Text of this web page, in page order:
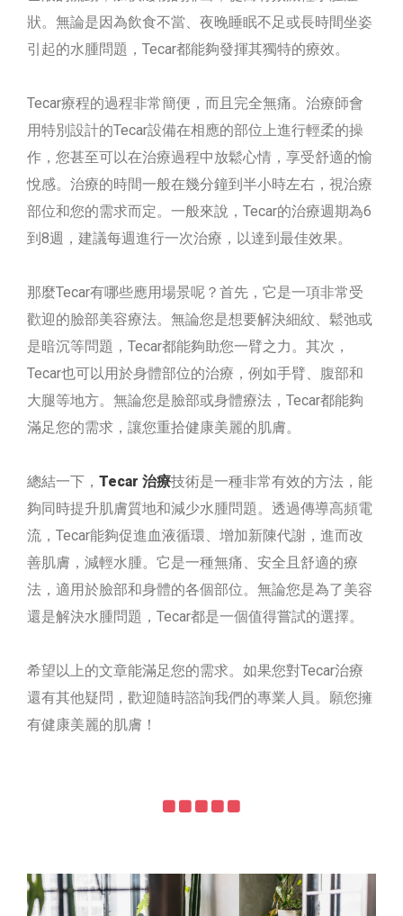
狀。無論是因為飲食不當、夜晚睡眠不足或長時間坐姿
引起的水腫問題，Tecar都能夠發揮其獨特的療效。
Tecar療程的過程非常簡便，而且完全無痛。治療師會
用特別設計的Tecar設備在相應的部位上進行輕柔的操
作，您甚至可以在治療過程中放鬆心情，享受舒適的愉
悅感。治療的時間一般在幾分鐘到半小時左右，視治療
部位和您的需求而定。一般來說，Tecar的治療週期為6
到8週，建議每週進行一次治療，以達到最佳效果。
那麼Tecar有哪些應用場景呢？首先，它是一項非常受
歡迎的臉部美容療法。無論您是想要解決細紋、鬆弛或
是暗沉等問題，Tecar都能夠助您一臂之力。其次，
Tecar也可以用於身體部位的治療，例如手臂、腹部和
大腿等地方。無論您是臉部或身體療法，Tecar都能夠
滿足您的需求，讓您重拾健康美麗的肌膚。
總結一下， Tecar 治療技術是一種非常有效的方法，能
夠同時提升肌膚質地和減少水腫問題。透過傳導高頻電
流，Tecar能夠促進血液循環、增加新陳代謝，進而改
善肌膚，減輕水腫。它是一種無痛、安全且舒適的療
法，適用於臉部和身體的各個部位。無論您是為了美容
還是解決水腫問題，Tecar都是一個值得嘗試的選擇。
希望以上的文章能滿足您的需求。如果您對Tecar治療
還有其他疑問，歡迎隨時諮詢我們的專業人員。願您擁
有健康美麗的肌膚！